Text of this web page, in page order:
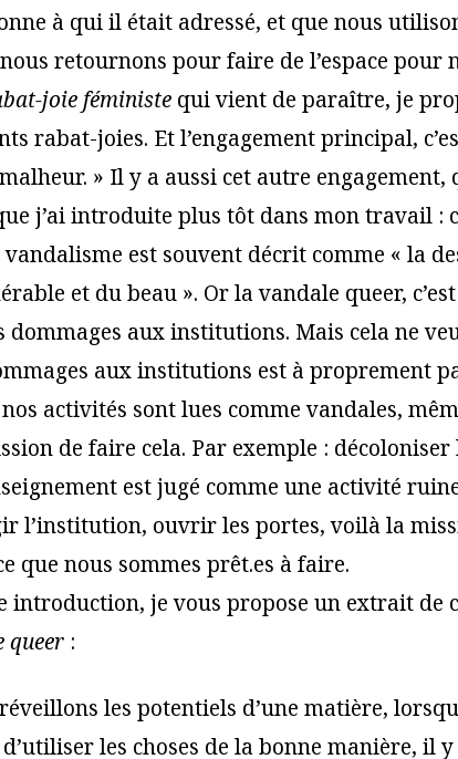
à qui il était adressé, et que nous
retournons pour faire de l’espace pour
joie féministe qui vient de paraître, je
rabat-joies. Et l’engagement principal,
» Il y a aussi cet autre engagement,
j’ai introduite plus tôt dans mon travail :
vandalisme est souvent décrit comme « la
et du beau ». Or la vandale queer,
dommages aux institutions. Mais cela ne
aux institutions est à proprement
activités sont lues comme vandales,
de faire cela. Par exemple : décoloniser
est jugé comme une activité
l’institution, ouvrir les portes, voilà la
que nous sommes prêt.es à faire.
introduction, je vous propose un extrait de
queer :
les potentiels d’une matière,
les choses de la bonne manière, il y